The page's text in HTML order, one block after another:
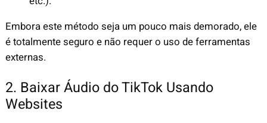
Embora este método seja um pouco mais demorado, ele
é totalmente seguro e não requer o uso de ferramentas
externas.
2. Baixar Áudio do TikTok Usando
Websites